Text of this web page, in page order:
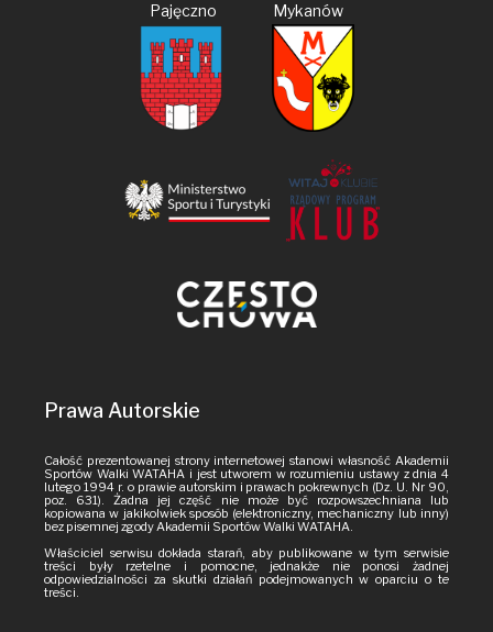
Pajęczno Mykanów
Prawa Autorskie
Całość prezentowanej strony internetowej stanowi własność Akademii
Sportów Walki WATAHA i jest utworem w rozumieniu ustawy z dnia 4
lutego 1994 r. o prawie autorskim i prawach pokrewnych (Dz. U. Nr 90,
poz. 631). Żadna jej część nie może być rozpowszechniana lub
kopiowana w jakikolwiek sposób (elektroniczny, mechaniczny lub inny)
bez pisemnej zgody Akademii Sportów Walki WATAHA.
Właściciel serwisu dokłada starań, aby publikowane w tym serwisie
treści były rzetelne i pomocne, jednakże nie ponosi żadnej
odpowiedzialności za skutki działań podejmowanych w oparciu o te
treści.